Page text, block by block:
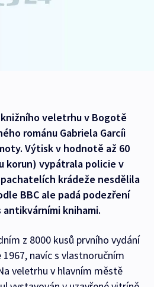
veletrhu v Bogotě
románu Gabriela Garcíi
Výtisk v hodnotě až 60
korun) vypátrala policie v
krádeže nesdělila
BBC ale padá podezření
knihami.
z 8000 kusů prvního vydání
navíc s vlastnoručním
veletrhu v hlavním městě